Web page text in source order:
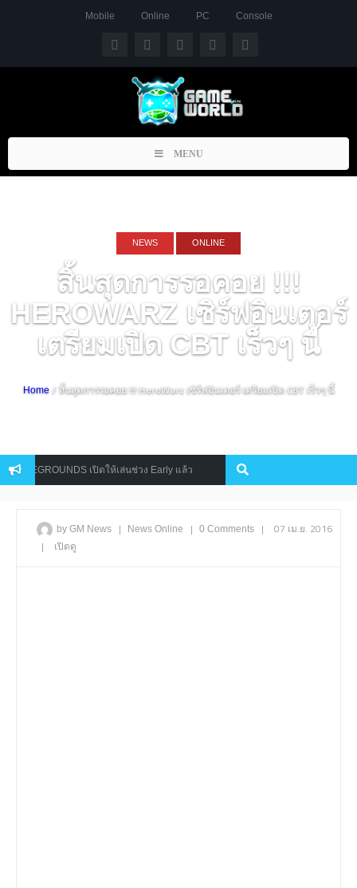
Mobile Online PC Console
Toggle
navigation
MENU
NEWS ONLINE
สิ้นสุดการรอคอย !!!
HEROWARZ เซิร์ฟอินเตอร์
เตรียมเปิด CBT เร็วๆ นี้
Home / สิ้นสุดการรอคอย !!! HeroWarz เซิร์ฟอินเตอร์ เตรียมเปิด CBT เร็วๆ นี้
เปิดให้เล่นช่วง Early แล้ว Into The Dead 2 เกมวิ่งฝ่าฝู
by GM News | News Online | 0 Comments |
07 เม.ย. 2016
|
เปิดดู